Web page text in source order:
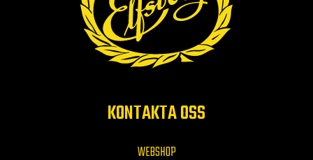
KONTAKTA OSS
WEBSHOP